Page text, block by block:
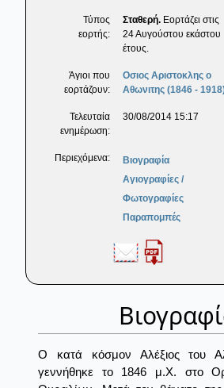
Τύπος
εορτής:
Σταθερή. Εορτάζει στις
24 Αυγούστου εκάστου
έτους.
Άγιοι που
εορτάζουν:
Οσιος Αριστοκλης ο
Αθωνιτης (1846 -
Τελευταία
ενημέρωση:
30/08/2014 15:17
Περιεχόμενα:
Βιογραφία
Αγιογραφίες /
Φωτογραφίες
Παραπομπές
Ο κατά κόσμον Αλέξιος του
γεννήθηκε το 1846 μ.Χ. στο